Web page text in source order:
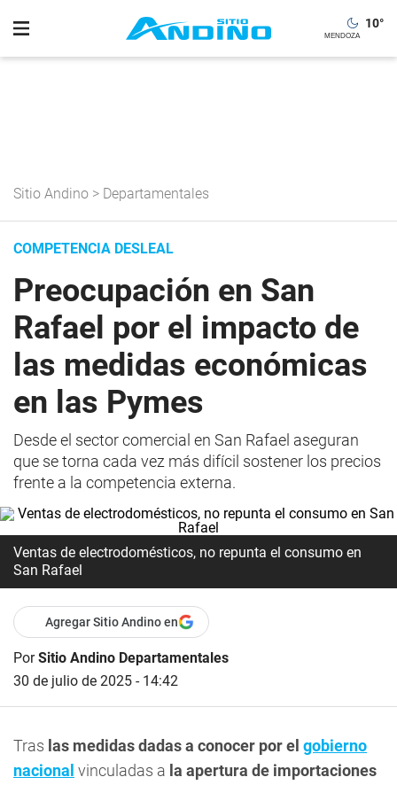
10°
Sitio Andino > Departamentales
COMPETENCIA DESLEAL
Preocupación en San
Rafael por el impacto de
las medidas económicas
en las Pymes
Desde el sector comercial en San Rafael aseguran
que se torna cada vez más difícil sostener los precios
frente a la competencia externa.
Ventas de electrodomésticos, no repunta el consumo en
San Rafael
Agregar Sitio Andino en
PorSitio Andino Departamentales
30 de julio de 2025 - 14:42
Tras las medidas dadas a conocer por el gobierno
nacional vinculadas a la apertura de importaciones